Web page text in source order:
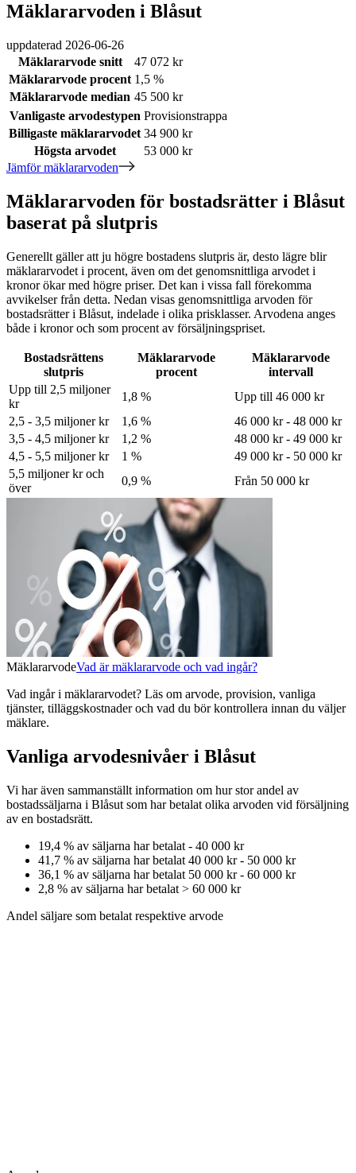
Mäklararvoden i Blåsut
uppdaterad 2026-06-26
Mäklararvode snitt
47 072 kr
Mäklararvode procent 1,5 %
Mäklararvode median 45 500 kr
Vanligaste arvodestypen Provisionstrappa
Billigaste mäklararvodet 34 900 kr
Högsta arvodet
53 000 kr
Jämför mäklararvoden
Mäklararvoden för bostadsrätter i Blåsut
baserat på slutpris
Generellt gäller att ju högre bostadens slutpris är, desto lägre blir
mäklararvodet i procent, även om det genomsnittliga arvodet i
kronor ökar med högre priser. Det kan i vissa fall förekomma
avvikelser från detta. Nedan visas genomsnittliga arvoden för
bostadsrätteri Blåsut, indelade i olika prisklasser. Arvodena anges
både i kronor och som procent av försäljningspriset.
Bostadsrättens
slutpris
Mäklararvode
procent
Mäklararvode
intervall
Upp till 2,5 miljoner
kr
1,8 %
Upp till 46 000 kr
2,5 - 3,5 miljoner kr
1,6 %
46 000 kr - 48 000 kr
3,5 - 4,5 miljoner kr
1,2 %
48 000 kr - 49 000 kr
4,5 - 5,5 miljoner kr
1 %
49 000 kr - 50 000 kr
5,5 miljoner kr och
över
0,9 % Från 50 000 kr
MäklararvodeVad är mäklararvode och vad ingår?
Vad ingår i mäklararvodet? Läs om arvode, provision, vanliga
tjänster, tilläggskostnader och vad du bör kontrollera innan du väljer
mäklare.
Vanliga arvodesnivåer i Blåsut
Vi har även sammanställt information om hur stor andel av
bostadssäljarna i Blåsut som har betalat olika arvoden vid försäljning
av en bostadsrätt.
19,4 % av säljarna har betalat - 40 000 kr
41,7 % av säljarna har betalat 40 000 kr- 50 000 kr
36,1 % av säljarna har betalat 50 000 kr- 60 000 kr
2,8 % av säljarna har betalat > 60 000 kr
Andel säljare som betalat respektive arvode